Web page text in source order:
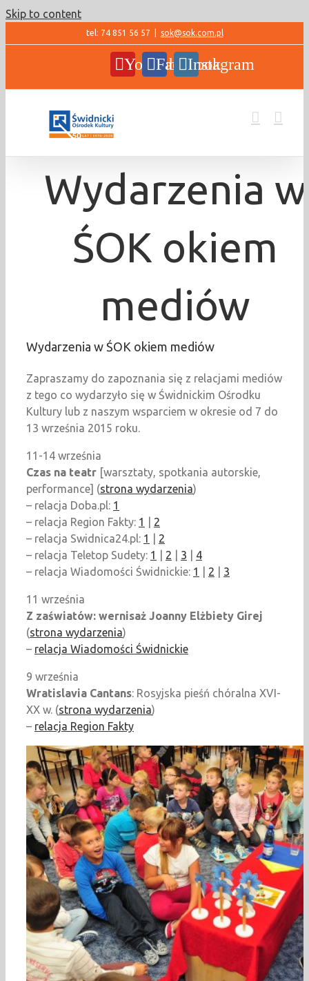
Skip to content
tel: 74 851 56 57 sok@sok.com.pl
YouTubeFacebookInstagram
Wydarzenia w
ŚOK okiem
mediów
Wydarzenia w ŚOK okiem mediów
Zapraszamy do zapoznania się z relacjami mediów
z tego co wydarzyło się w Świdnickim Ośrodku
Kultury lub z naszym wsparciem w okresie od 7 do
13 września 2015 roku.
11-14 września
Czas na teatr [warsztaty, spotkania autorskie,
performance] (strona wydarzenia)
– relacja Doba.pl: 1
– relacja Region Fakty: 1
2
– relacja Swidnica24.pl: 1
2
– relacja Teletop Sudety: 1 2 3
4
– relacja Wiadomości Świdnickie: 1 2 3
11 września
Z zaświatów: wernisaż Joanny Elżbiety Girej
(strona wydarzenia)
– relacja Wiadomości Świdnickie
9 września
Wratislavia Cantans: Rosyjska pieśń chóralna XVI-
XX w. (strona wydarzenia)
– relacja Region Fakty